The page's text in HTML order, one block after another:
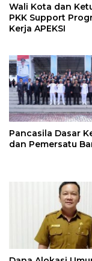
Wali Kota dan
PKK Support
Kerja APEKSI
Pancasila Dasar
dan Pemersatu